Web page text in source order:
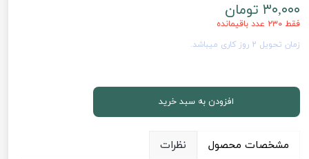
۳۰,۰۰۰ تومان
فقط ۲۳۰ عدد باقیمانده
زمان تحویل 2 روز کاری میباشد.
افزودن به سبد خرید
مشخصات محصول نظرات